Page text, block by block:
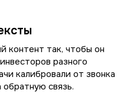
контент так, чтобы он
разного
калибровали от звонка
обратную связь.